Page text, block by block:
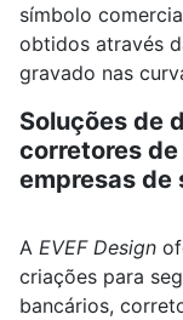
símbolo
obtidos através
gravado nas
Soluções de
corretores
empresas de
A EVEF Design
criações para
bancários,